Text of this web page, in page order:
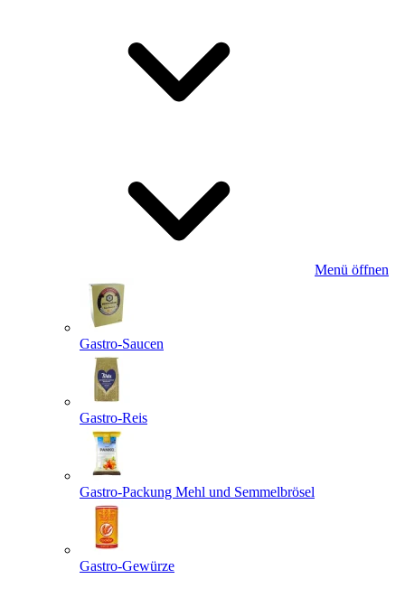
Menü öffnen
Gastro-Saucen
Gastro-Reis
Gastro-Packung Mehl und Semmelbrösel
Gastro-Gewürze